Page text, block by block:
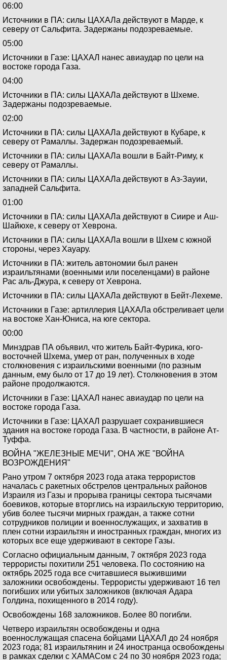
06:00
Источники в ПА: силы ЦАХАЛа действуют в Марде, к
северу от Сальфита. Задержаны подозреваемые.
05:00
Источники в Газе: ЦАХАЛ нанес авиаудар по цели на
востоке города Газа.
04:00
Источники в ПА: силы ЦАХАЛа действуют в Шхеме.
Задержаны подозреваемые.
02:00
Источники в ПА: силы ЦАХАЛа действуют в Кубаре, к
северу от Рамаллы. Задержан подозреваемый.
Источники в ПА: силы ЦАХАЛа вошли в Байт-Риму, к
северу от Рамаллы.
Источники в ПА: силы ЦАХАЛа действуют в Аз-Зауии,
западней Сальфита.
01:00
Источники в ПА: силы ЦАХАЛа действуют в Сиире и Аш-
Шайюхе, к северу от Хеврона.
Источники в ПА: силы ЦАХАЛа вошли в Шхем с южной
стороны, через Хауару.
Источники в ПА: житель автономии был ранен
израильтянами (военными или поселенцами) в районе
Рас аль-Джура, к северу от Хеврона.
Источники в ПА: силы ЦАХАЛа действуют в Бейт-Лехеме.
Источники в Газе: артиллерия ЦАХАЛа обстреливает цели
на востоке Хан-Юниса, на юге сектора.
00:00
Минздрав ПА объявил, что житель Байт-Фурика, юго-
восточней Шхема, умер от ран, полученных в ходе
столкновения с израильскими военными (по разным
данным, ему было от 17 до 19 лет). Столкновения в этом
районе продолжаются.
Источники в Газе: ЦАХАЛ нанес авиаудар по цели на
востоке города Газа.
Источники в Газе: ЦАХАЛ разрушает сохранившиеся
здания на востоке города Газа. В частности, в районе Ат-
Туффа.
ВОЙНА "ЖЕЛЕЗНЫЕ МЕЧИ", ОНА ЖЕ "ВОЙНА
ВОЗРОЖДЕНИЯ"
Рано утром 7 октября 2023 года атака террористов
началась с ракетных обстрелов центральных районов
Израиля из Газы и прорыва границы сектора тысячами
боевиков, которые вторглись на израильскую территорию,
убив более тысячи мирных граждан, а также сотни
сотрудников полиции и военнослужащих, и захватив в
плен сотни израильтян и иностранных граждан, многих из
которых все еще удерживают в секторе Газы.
Согласно официальным данным, 7 октября 2023 года
террористы похитили 251 человека. По состоянию на
октябрь 2025 года все считавшиеся выжившими
заложники освобождены. Террористы удерживают 16 тел
погибших или убитых заложников (включая Адара
Голдина, похищенного в 2014 году).
Освобождены 168 заложников. Более 80 погибли.
Четверо израильтян освобождены и одна
военнослужащая спасена бойцами ЦАХАЛ до 24 ноября
2023 года; 81 израильтянин и 24 иностранца освобождены
в рамках сделки с ХАМАСом с 24 по 30 ноября 2023 года;